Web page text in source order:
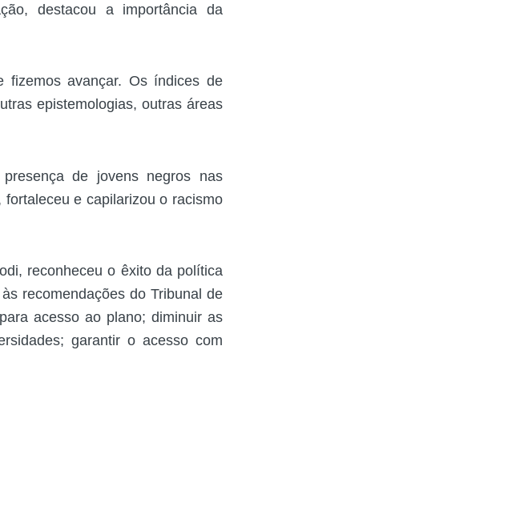
destacou a importância da
fizemos avançar. Os índices de
epistemologias, outras áreas
de jovens negros nas
e capilarizou o racismo
reconheceu o êxito da política
recomendações do Tribunal de
acesso ao plano; diminuir as
garantir o acesso com